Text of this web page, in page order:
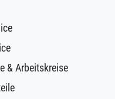
& Arbeitskreise